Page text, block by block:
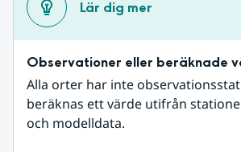
Lär dig mer
Observationer eller beräknade
Alla orter har inte
beräknas ett värde utifrån
och modelldata.